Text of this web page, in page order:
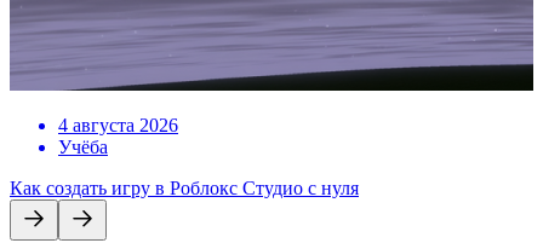
4 августа 2026
Учёба
Как создать игру в Роблокс Студио с нуля